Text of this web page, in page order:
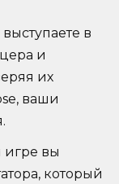
в
и
их
ваши
игре вы
который